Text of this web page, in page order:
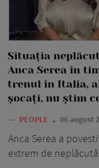
Situația
Anca Serea în
trenul în Italia,
șocați, nu știm
— PEOPLE 06 august
Anca Serea a
extrem de